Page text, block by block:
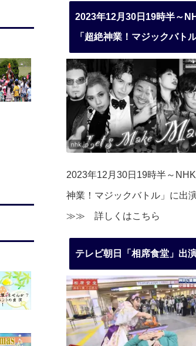
2023年12月30日19時半～
「超絶神業！マジックバト
2023年12月30日19時半～
神業！マジックバトル」に出
≫≫ 詳しくはこちら
テレビ朝日「相席食堂」出